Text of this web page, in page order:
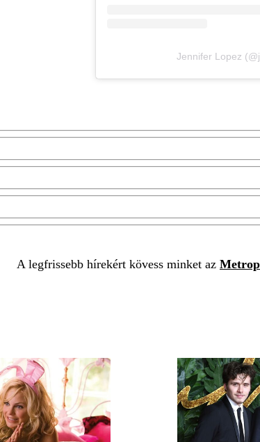
Jennifer Lopez
A legfrissebb hírekért kövess minket az